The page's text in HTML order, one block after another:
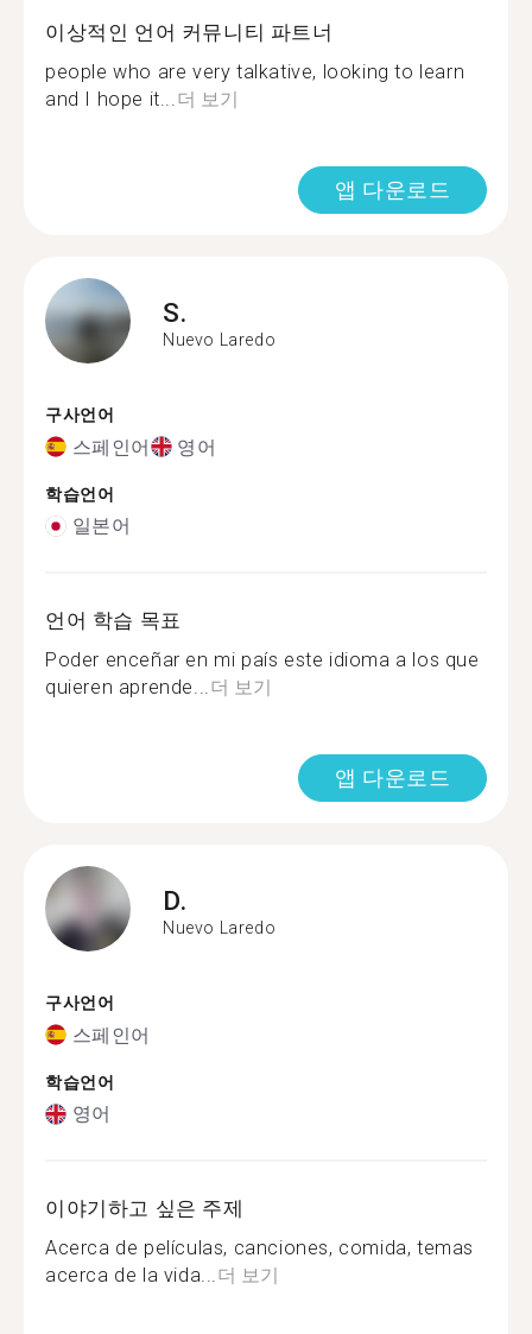
이상적인 언어 커뮤니티 파트너
people who are very talkative, looking to learn
and I hope it...더 보기
앱 다운로드
S.
Nuevo Laredo
구사언어
스페인어 영어
학습언어
일본어
언어 학습 목표
Poder enceñar en mi país este idioma a los que
quieren aprende...더 보기
앱 다운로드
D.
Nuevo Laredo
구사언어
스페인어
학습언어
영어
이야기하고 싶은 주제
Acerca de películas, canciones, comida, temas
acerca de la vida...더 보기